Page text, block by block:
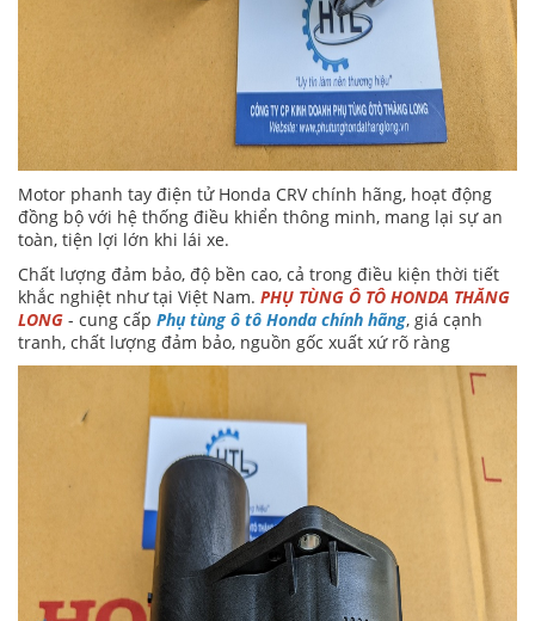
Motor phanh tay điện tử Honda CRV chính hãng, hoạt động
đồng bộ với hệ thống điều khiển thông minh, mang lại sự an
toàn, tiện lợi lớn khi lái xe.
Chất lượng đảm bảo, độ bền cao, cả trong điều kiện thời tiết
khắc nghiệt như tại Việt Nam. PHỤ TÙNG Ô TÔ HONDA THĂNG
LONG - cung cấp Phụ tùng ô tô Honda chính hãng, giá cạnh
tranh, chất lượng đảm bảo, nguồn gốc xuất xứ rõ ràng